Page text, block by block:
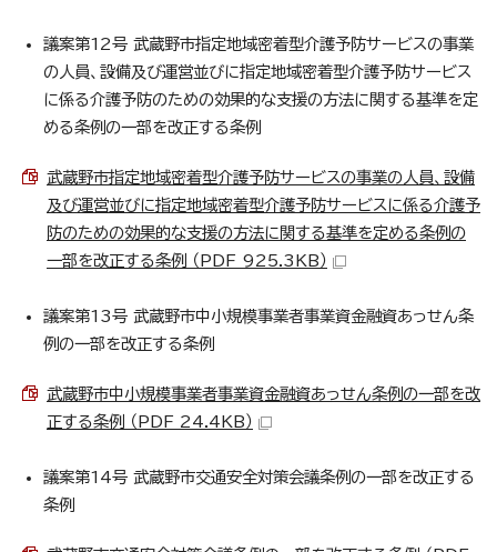
議案第12号 武蔵野市指定地域密着型介護予防サービスの事業
の人員、設備及び運営並びに指定地域密着型介護予防サービス
に係る介護予防のための効果的な支援の方法に関する基準を定
める条例の一部を改正する条例
武蔵野市指定地域密着型介護予防サービスの事業の人員、設備
及び運営並びに指定地域密着型介護予防サービスに係る介護予
防のための効果的な支援の方法に関する基準を定める条例の
一部を改正する条例 （PDF 925.3KB）
議案第13号 武蔵野市中小規模事業者事業資金融資あっせん条
例の一部を改正する条例
武蔵野市中小規模事業者事業資金融資あっせん条例の一部を改
正する条例 （PDF 24.4KB）
議案第14号 武蔵野市交通安全対策会議条例の一部を改正する
条例